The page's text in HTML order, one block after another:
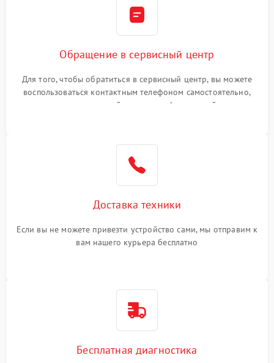
Обращение в сервисный центр
Для того, чтобы обратиться в сервисный центр, вы можете
воспользоваться контактным телефоном самостоятельно,
или оставить свой номер телефона на сайте
Доставка техники
Если вы не можете привезти устройство сами, мы отправим к
вам нашего курьера бесплатно
Бесплатная диагностика